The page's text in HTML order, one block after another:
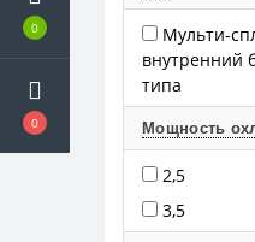
0
0
Мульти-
внутренний
типа
Мощность
2,5
3,5